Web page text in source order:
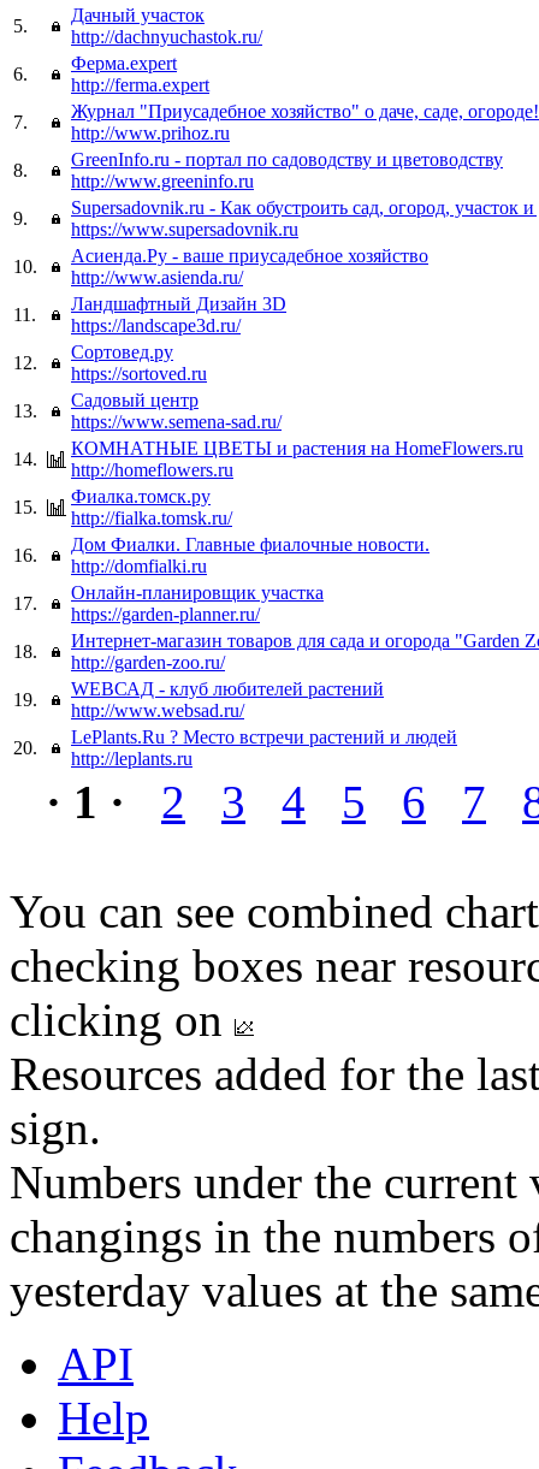
5.
Дачный участок
http://dachnyuchastok.ru/
6.
Ферма.expert
http://ferma.expert
7.
Журнал "Приусадебное хозяйство" о даче, саде, огороде!
http://www.prihoz.ru
8.
GreenInfo.ru - портал по садоводству и цветоводству
http://www.greeninfo.ru
9.
Supersadovnik.ru - Как обустроить сад, огород, участок
https://www.supersadovnik.ru
10.
Асиенда.Ру - ваше приусадебное хозяйство
http://www.asienda.ru/
11.
Ландшафтный Дизайн 3D
https://landscape3d.ru/
12.
Сортовед.ру
https://sortoved.ru
13.
Садовый центр
https://www.semena-sad.ru/
14.
КОМНАТНЫЕ ЦВЕТЫ и растения на HomeFlowers.ru
http://homeflowers.ru
15.
Фиалка.томск.ру
http://fialka.tomsk.ru/
16.
Дом Фиалки. Главные фиалочные новости.
http://domfialki.ru
17.
Онлайн-планировщик участка
https://garden-planner.ru/
18.
Интернет-магазин товаров для сада и огорода "Garden
http://garden-zoo.ru/
19.
WEBСАД - клуб любителей растений
http://www.websad.ru/
20.
LePlants.Ru ? Место встречи растений и людей
http://leplants.ru
· 1 · 2 3 4 5 6 7
You can see combined
checking boxes near
clicking on
Resources added for the
sign.
Numbers under the
changings in the numbers
yesterday values at the
API
Help